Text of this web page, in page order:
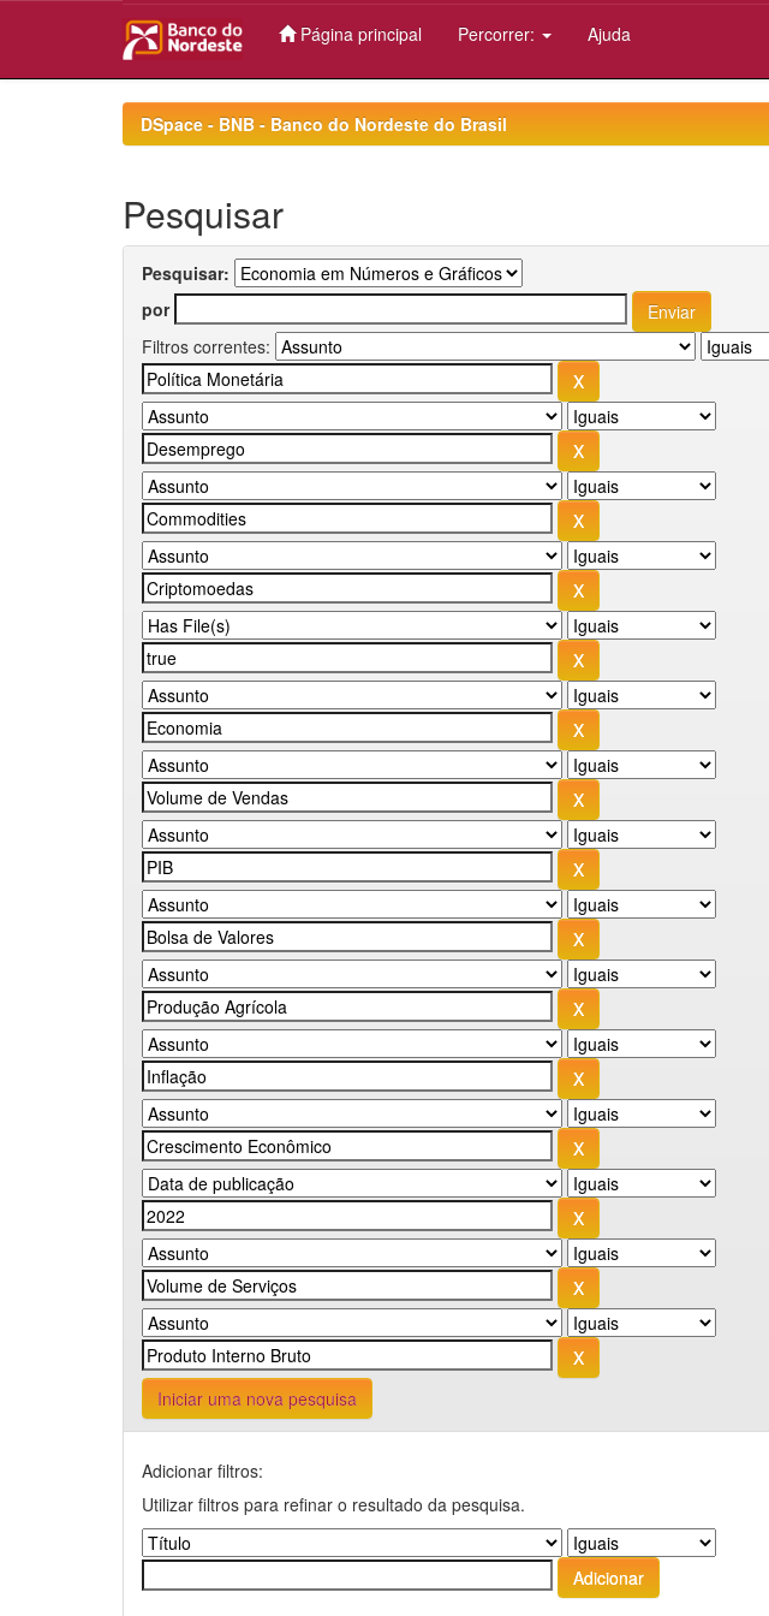
Página principal Percorrer: Ajuda
DSpace - BNB - Banco do Nordeste do Brasil
Pesquisar
Pesquisar:
por
Filtros correntes:
Iniciar uma nova pesquisa
Adicionar filtros:
Utilizar filtros para refinar o resultado da pesquisa.